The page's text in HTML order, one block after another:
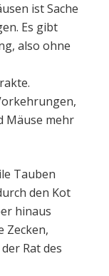
ist Sache
Es gibt
also ohne
Mäuse mehr
Tauben
den Kot
hinaus
Zecken,
Rat des